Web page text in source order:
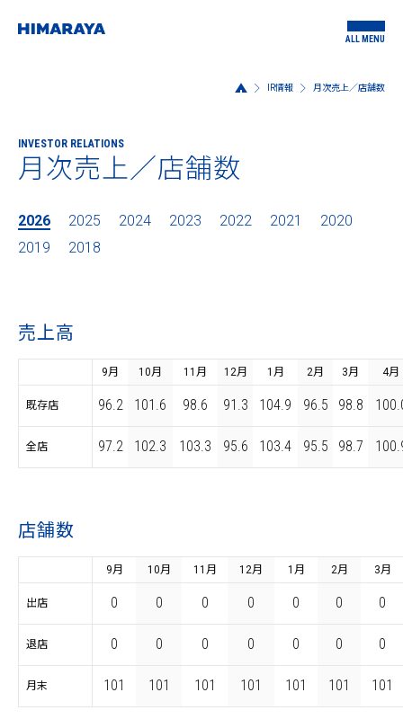
ALL MENU
IR情報 月次売上／店舗数
INVESTOR RELATIONS
月次売上／店舗数
2026 2025 2024 2023 2022 2021
2020
2019
2018
売上高
9月 10月 11月 12月 1月 2月 3月 4月
既存店 96.2 101.6 98.6 91.3 104.9 96.5 98.8
全店 97.2 102.3 103.3 95.6 103.4 95.5 98.7
店舗数
9月 10月 11月 12月 1月 2月 3月
出店 0 0 0 0 0 0 0
退店 0 0 0 0 0 0 0
月末 101 101 101 101 101 101 101